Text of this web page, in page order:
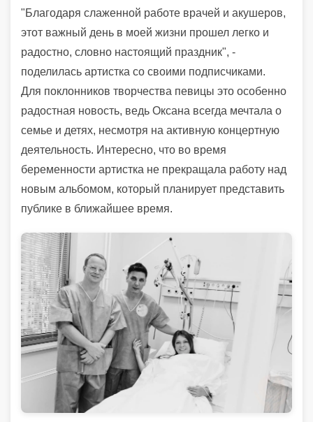
"Благодаря слаженной работе врачей и акушеров,
этот важный день в моей жизни прошел легко и
радостно, словно настоящий праздник", -
поделилась артистка со своими подписчиками.
Для поклонников творчества певицы это особенно
радостная новость, ведь Оксана всегда мечтала о
семье и детях, несмотря на активную концертную
деятельность. Интересно, что во время
беременности артистка не прекращала работу над
новым альбомом, который планирует представить
публике в ближайшее время.